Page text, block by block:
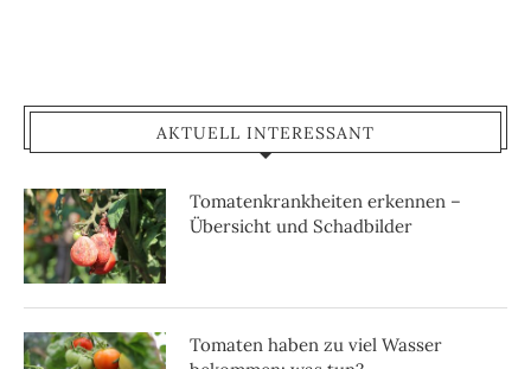
AKTUELL INTERESSANT
Tomatenkrankheiten erkennen –
Übersicht und Schadbilder
Tomaten haben zu viel Wasser